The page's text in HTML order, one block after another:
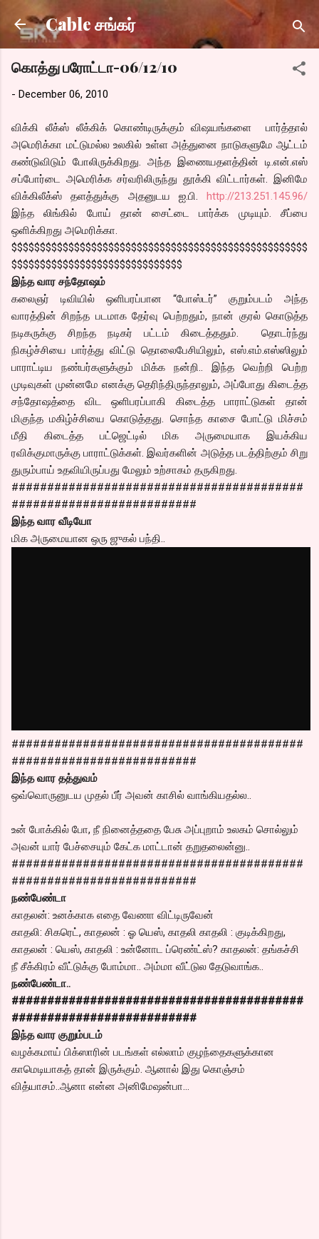
Skip to main content
Cable சங்கர்
கொத்து பரோட்டா-06/12/10
- December 06, 2010
விக்கி லீக்ஸ் லீக்கிக் கொண்டிருக்கும் விஷயங்களை பார்த்தால்
அமெரிக்கா மட்டுமல்ல உலகில் உள்ள அத்துனை நாடுகளுமே ஆட்டம்
கண்டுவிடும் போலிருக்கிறது. அந்த இணையதளத்தின் டி.என்.எஸ்
சப்போர்டை அமெரிக்க சர்வரிலிருந்து தூக்கி விட்டார்கள். இனிமே
விக்கிலீக்ஸ் தளத்துக்கு அதனுடய ஐ.பி. http://213.251.145.96/
இந்த லிங்கில் போய் தான் சைட்டை பார்க்க முடியும். சீப்பை
ஒளிக்கிறது அமெரிக்கா.
$$$$$$$$$$$$$$$$$$$$$$$$$$$$$$$$$$$$$$$$$$$$$$$$$$$$
$$$$$$$$$$$$$$$$$$$$$$$$$$$$$$
இந்த வார சந்தோஷம்
கலைஞர் டிவியில் ஒளிபரப்பான “போஸ்டர்” குறும்படம் அந்த
வாரத்தின் சிறந்த படமாக தேர்வு பெற்றதும், நான் குரல் கொடுத்த
நடிகருக்கு சிறந்த நடிகர் பட்டம் கிடைத்ததும். தொடர்ந்து
நிகழ்ச்சியை பார்த்து விட்டு தொலைபேசியிலும், எஸ்.எம்.எஸ்ஸிலும்
பாராட்டிய நண்பர்களுக்கும் மிக்க நன்றி.. இந்த வெற்றி பெற்ற
முடிவுகள் முன்னமே எனக்கு தெரிந்திருந்தாலும், அப்போது கிடைத்த
சந்தோஷத்தை விட ஒளிபரப்பாகி கிடைத்த பாராட்டுகள் தான்
மிகுந்த மகிழ்ச்சியை கொடுத்தது. சொந்த காசை போட்டு மிச்சம்
மீதி கிடைத்த பட்ஜெட்டில் மிக அருமையாக இயக்கிய
ரவிக்குமாருக்கு பாராட்டுக்கள். இவர்களின் அடுத்த படத்திற்கும் சிறு
துரும்பாய் உதவியிருப்பது மேலும் உற்சாகம் தருகிறது.
#########################################
##########################
இந்த வார வீடியோ
மிக அருமையான ஒரு ஜுகல் பந்தி..
#########################################
##########################
இந்த வார தத்துவம்
ஒவ்வொருனுடய முதல் பீர் அவன் காசில் வாங்கியதல்ல..
உன் போக்கில் போ, நீ நினைத்ததை பேசு அப்புறாம் உலகம் சொல்லும்
அவன் யார் பேச்சையும் கேட்க மாட்டான் தறுதலைன்னு..
#########################################
##########################
நண்பேண்டா
காதலன்: உனக்காக எதை வேணா விட்டிருவேன்
காதலி: சிகரெட், காதலன் : ஓ யெஸ், காதலி காதலி : குடிக்கிறது,
காதலன் : யெஸ், காதலி : உன்னோட ப்ரெண்ட்ஸ்? காதலன்: தங்கச்சி
நீ சீக்கிரம் வீட்டுக்கு போம்மா.. அம்மா வீட்டுல தேடுவாங்க..
நண்பேண்டா..
#########################################
##########################
இந்த வார குறும்படம்
வழக்கமாய் பிக்ஸாரின் படங்கள் எல்லாம் குழந்தைகளுக்கான
காமெடியாகத் தான் இருக்கும். ஆனால் இது கொஞ்சம்
வித்யாசம்..ஆனா என்ன அனிமேஷன்பா…